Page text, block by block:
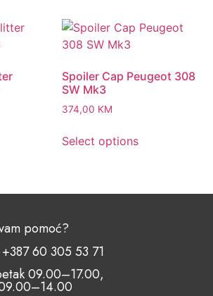
Spoiler Cap Peugeot 308
SW Mk3
374,00 KM
Select options
pomoć?
60 305 53 71
09.00–17.00,